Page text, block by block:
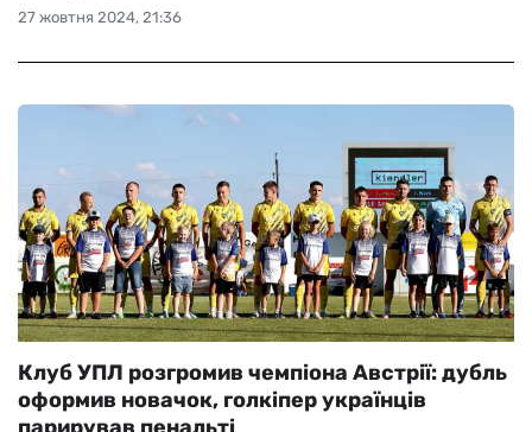
27 жовтня 2024, 21:36
Клуб УПЛ розгромив чемпіона Австрії: дубль
оформив новачок, голкіпер українців